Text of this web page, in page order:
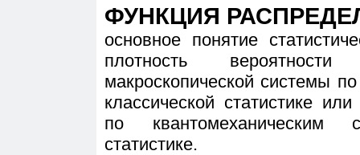
ФУНКЦИЯ
основное понятие
плотность
макроскопической системы
классической статистике
по квантомеханическим
статистике.